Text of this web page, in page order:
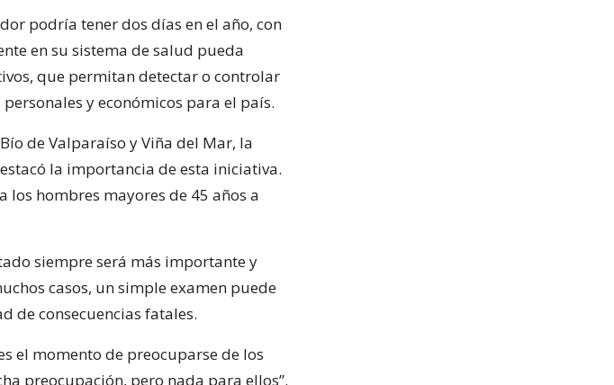
podría tener dos días en el año, con
en su sistema de salud pueda
que permitan detectar o controlar
y económicos para el país.
de Valparaíso y Viña del Mar, la
la importancia de esta iniciativa.
hombres mayores de 45 años a
siempre será más importante y
casos, un simple examen puede
de consecuencias fatales.
el momento de preocuparse de los
preocupación, pero nada para ellos”.